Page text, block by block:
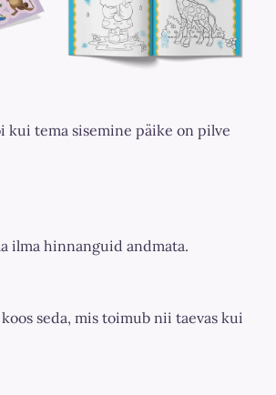
kui tema sisemine päike on pilve
ilma hinnanguid andmata.
seda, mis toimub nii taevas kui